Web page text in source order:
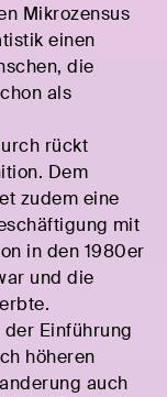
Mikrozensus
einen
die
als
rückt
Dem
zudem eine
mit
in den 1980er
und die
Einführung
höheren
auch